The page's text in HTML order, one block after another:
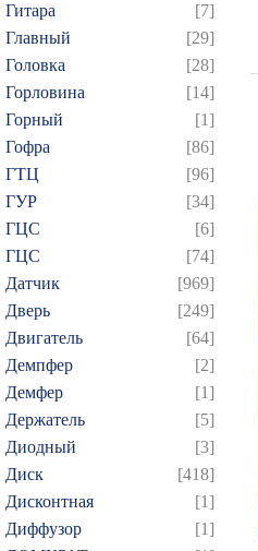
Гитара
[7]
Главный
[29]
Головка
[28]
Горловина
[14]
Горный
[1]
Гофра
[86]
ГТЦ
[96]
ГУР
[34]
ГЦC
[6]
ГЦС
[74]
Датчик
[969]
Дверь
[249]
Двигатель
[64]
Демпфер
[2]
Демфер
[1]
Держатель
[5]
Диодный
[3]
Диск
[418]
Дисконтная
[1]
Диффузор
[1]